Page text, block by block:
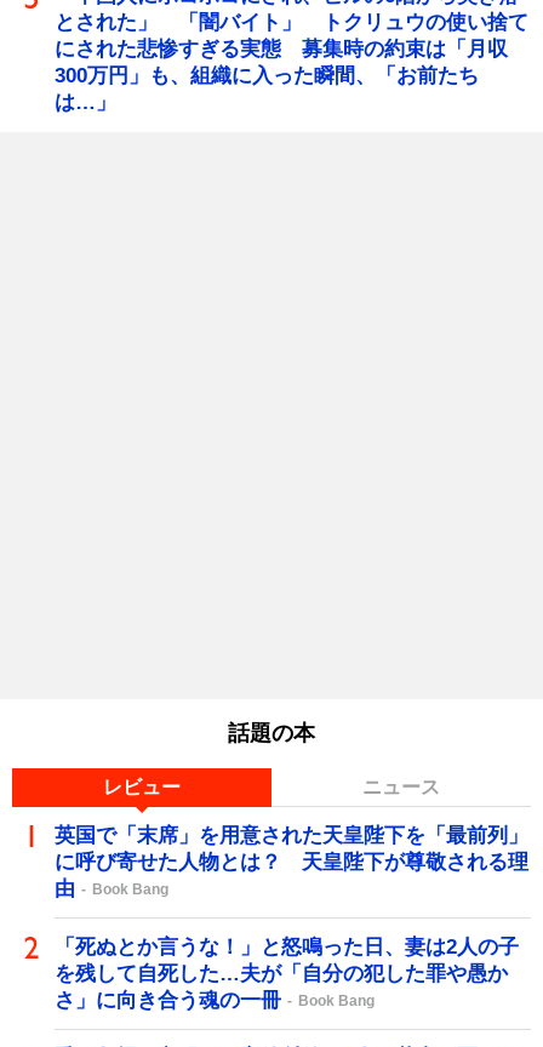
とされた」 「闇バイト」 トクリュウの使い捨て
にされた悲惨すぎる実態 募集時の約束は「月収
300万円」も、組織に入った瞬間、「お前たち
は…」
話題の本
レビュー ニュース
英国で「末席」を用意された天皇陛下を「最前列」
に呼び寄せた人物とは？ 天皇陛下が尊敬される理
由
Book Bang
「死ぬとか言うな！」と怒鳴った日、妻は2人の子
を残して自死した…夫が「自分の犯した罪や愚か
さ」に向き合う魂の一冊
Book Bang